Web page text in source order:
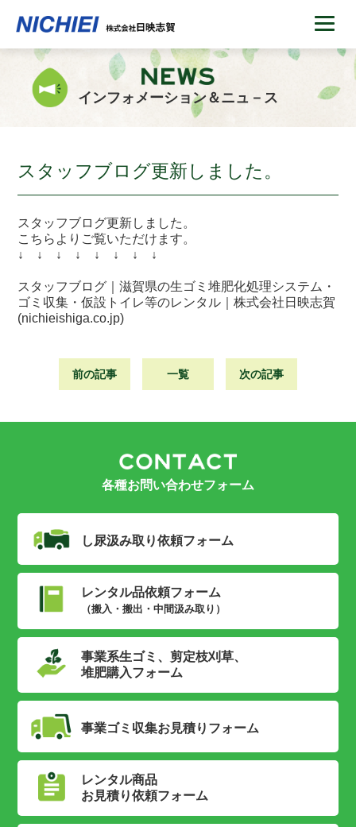
インフォメーション＆ニュ－ス
スタッフブログ更新しました。
スタッフブログ更新しました。
こちらよりご覧いただけます。
↓ ↓ ↓ ↓ ↓ ↓ ↓ ↓
スタッフブログ｜滋賀県の生ゴミ堆肥化処理システム・
ゴミ収集・仮設トイレ等のレンタル｜株式会社日映志賀
(nichieishiga.co.jp)
前の記事 一覧 次の記事
各種お問い合わせフォーム
し尿汲み取り依頼フォーム
レンタル品依頼フォーム
（搬入・搬出・中間汲み取り）
事業系生ゴミ、剪定枝刈草、
堆肥購入フォーム
事業ゴミ収集お見積りフォーム
レンタル商品
お見積り依頼フォーム